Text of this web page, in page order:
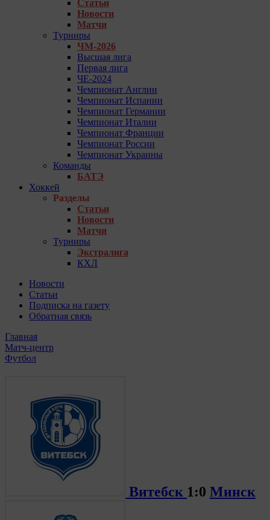
Статьи
Новости
Матчи
Турниры
ЧМ-2026
Высшая лига
Первая лига
ЧЕ-2024
Чемпионат Англии
Чемпионат Испании
Чемпионат Германии
Чемпионат Италии
Чемпионат Франции
Чемпионат России
Чемпионат Украины
Команды
БАТЭ
Хоккей
Разделы
Статьи
Новости
Матчи
Турниры
Экстралига
КХЛ
Новости
Статьи
Подписка на газету
Обратная связь
Главная
Матч-центр
Футбол
Витебск 1:0 Минск